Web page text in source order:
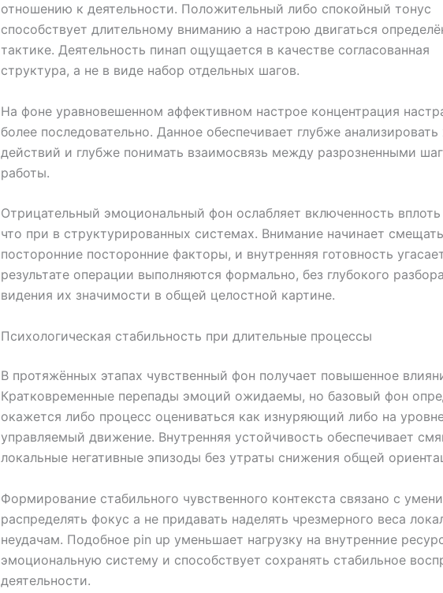
отношению к деятельности. Положительный либо спокойный тонус
способствует длительному вниманию а настрою двигаться
тактике. Деятельность пинап ощущается в качестве согласованная
структура, а не в виде набор отдельных шагов.
На фоне уравновешенном аффективном настрое концентрация
более последовательно. Данное обеспечивает глубже анализировать
действий и глубже понимать взаимосвязь между разрозненными
работы.
Отрицательный эмоциональный фон ослабляет включенность
что при в структурированных системах. Внимание начинает
посторонние посторонние факторы, и внутренняя готовность
результате операции выполняются формально, без глубокого
видения их значимости в общей целостной картине.
Психологическая стабильность при длительные процессы
В протяжённых этапах чувственный фон получает повышенное
Кратковременные перепады эмоций ожидаемы, но базовый фон
окажется либо процесс оцениваться как изнуряющий либо на
управляемый движение. Внутренняя устойчивость обеспечивает
локальные негативные эпизоды без утраты снижения общей
Формирование стабильного чувственного контекста связано с
распределять фокус а не придавать наделять чрезмерного веса
неудачам. Подобное pin up уменьшает нагрузку на внутренние
эмоциональную систему и способствует сохранять стабильное
деятельности.